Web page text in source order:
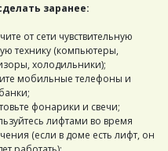
заранее:
от сети чувствительную
технику (компьютеры,
холодильники);
мобильные телефоны и
фонарики и свечи;
лифтами во время
(если в доме есть лифт, он